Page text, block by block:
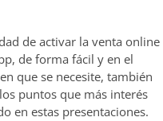
de activar la venta online
de forma fácil y en el
que se necesite, también
puntos que más interés
en estas presentaciones.